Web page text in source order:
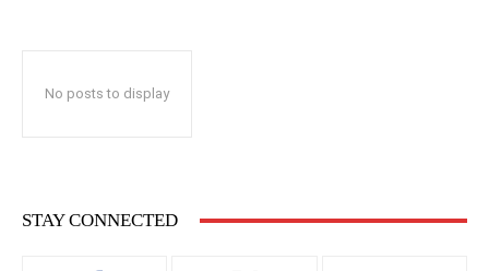
No posts to display
STAY CONNECTED